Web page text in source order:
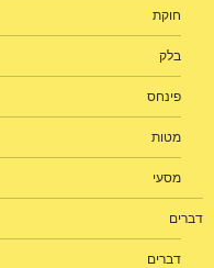
חוקת
בלק
פינחס
מטות
מסעי
דברים
דברים